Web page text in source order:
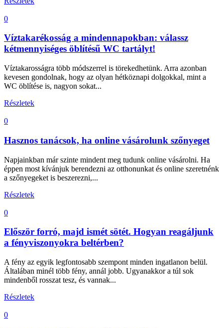
0
Víztakarékosság a mindennapokban: válassz
kétmennyiséges öblítésű WC tartályt!
Víztakarosságra több módszerrel is törekedhetünk. Arra azonban
kevesen gondolnak, hogy az olyan hétköznapi dolgokkal, mint a
WC öblítése is, nagyon sokat...
Részletek
0
Hasznos tanácsok, ha online vásárolunk szőnyeget
Napjainkban már szinte mindent meg tudunk online vásárolni. Ha
éppen most kívánjuk berendezni az otthonunkat és online szeretnénk
a szőnyegeket is beszerezni,...
Részletek
0
Először forró, majd ismét sötét. Hogyan reagáljunk
a fényviszonyokra beltérben?
A fény az egyik legfontosabb szempont minden ingatlanon belül.
Általában minél több fény, annál jobb. Ugyanakkor a túl sok
mindenből rosszat tesz, és vannak...
Részletek
0